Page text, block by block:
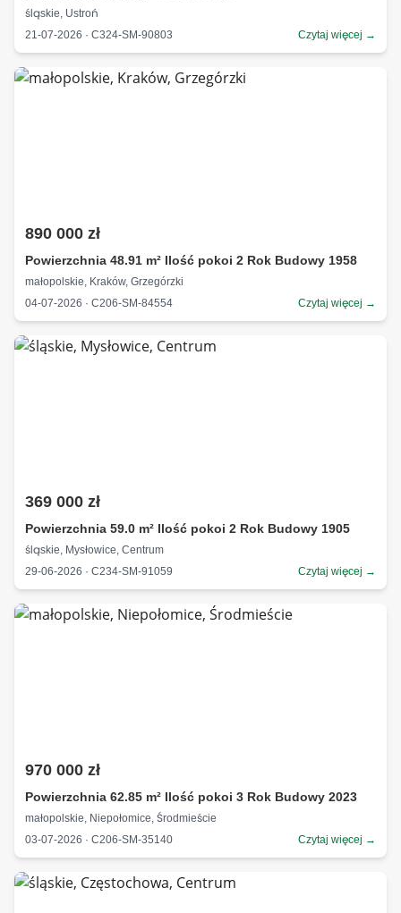
śląskie, Ustroń
21-07-2026 · C324-SM-90803
Czytaj więcej →
890 000 zł
Powierzchnia 48.91 m² Ilość pokoi 2 Rok Budowy 1958
małopolskie, Kraków, Grzegórzki
04-07-2026 · C206-SM-84554
Czytaj więcej →
369 000 zł
Powierzchnia 59.0 m² Ilość pokoi 2 Rok Budowy 1905
śląskie, Mysłowice, Centrum
29-06-2026 · C234-SM-91059
Czytaj więcej →
970 000 zł
Powierzchnia 62.85 m² Ilość pokoi 3 Rok Budowy 2023
małopolskie, Niepołomice, Środmieście
03-07-2026 · C206-SM-35140
Czytaj więcej →